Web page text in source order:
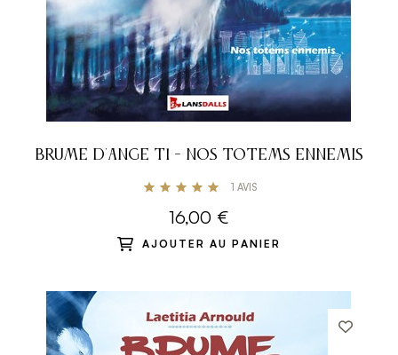
BRUME D'ANGE T1 - NOS TOTEMS ENNEMIS
1 AVIS
16,00 €
AJOUTER AU PANIER